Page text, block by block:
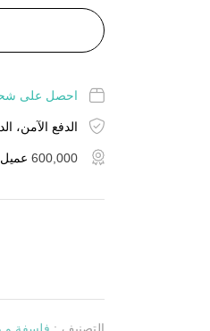
احصل على شحن
الدفع الآمن،
600,000